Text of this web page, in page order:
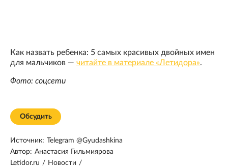
Как назвать ребенка: 5 самых красивых двойных имен
для мальчиков — читайте в материале «Летидора».
Фото: соцсети
Обсудить
Источник: Telegram @Gyudashkina
Автор: Анастасия Гильмиярова
Letidor.ru / Новости /